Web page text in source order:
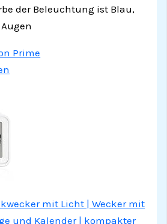
der Beleuchtung ist Blau,
mit Licht | Wecker mit
und Kalender | kompakter